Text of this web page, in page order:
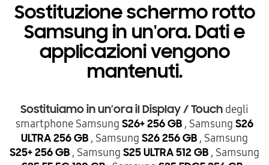
Sostituzione schermo rotto
Samsung in un'ora. Dati e
applicazioni vengono
mantenuti.
Sostituiamo in un’ora il Display / Touch degli
smartphone Samsung S26+ 256 GB , Samsung S26
ULTRA 256 GB , Samsung S26 256 GB , Samsung
S25+ 256 GB , Samsung S25 ULTRA 512 GB , Samsung